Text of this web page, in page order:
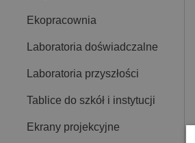
Ekopracownia
Laboratoria doświadczalne
Laboratoria przyszłości
Tablice do szkół i instytucji
Ekrany projekcyjne